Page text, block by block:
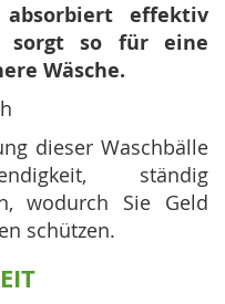
effektiv
sorgt so für eine
Wäsche.
dieser Waschbälle
ständig
wodurch Sie Geld
schützen.